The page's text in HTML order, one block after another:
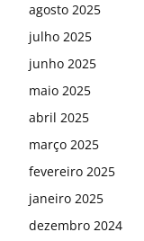
agosto 2025
julho 2025
junho 2025
maio 2025
abril 2025
março 2025
fevereiro 2025
janeiro 2025
dezembro 2024